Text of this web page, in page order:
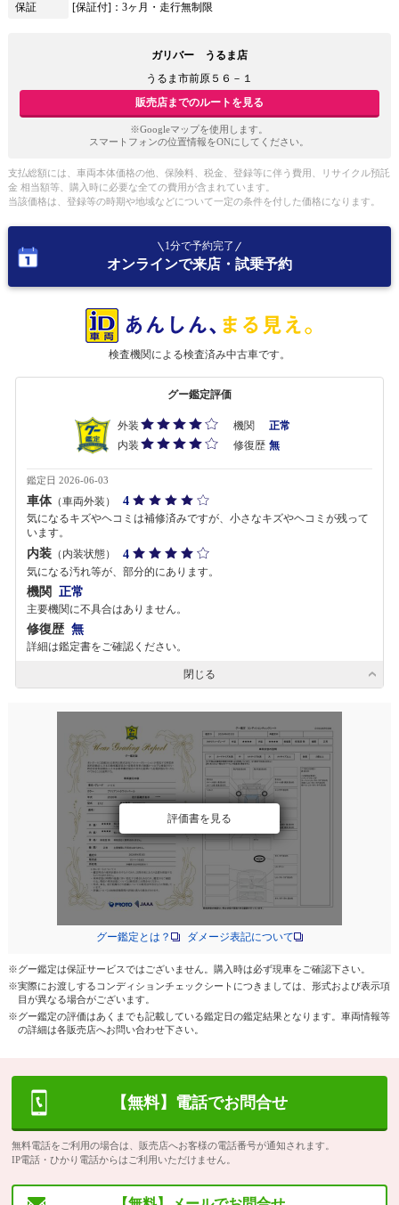
保証
[保証付]：3ヶ月・走行無制限
ガリバー うるま店
うるま市前原５６－１
販売店までのルートを見る
※Googleマップを使用します。
スマートフォンの位置情報をONにしてください。
支払総額には、車両本体価格の他、保険料、税金、登録等に伴う費用、リサイクル預託
金 相当額等、購入時に必要な全ての費用が含まれています。
当該価格は、登録等の時期や地域などについて一定の条件を付した価格になります。
1分で予約完了
オンラインで来店・試乗予約
検査機関による検査済み中古車です。
グー鑑定評価
外装 機関
正常
内装
修復歴 無
鑑定日 2026-06-03
車体（車両外装） 4
気になるキズやヘコミは補修済みですが、小さなキズやヘコミが残って
います。
内装 （内装状態） 4
気になる汚れ等が、部分的にあります。
機関 正常
主要機関に不具合はありません。
修復歴 無
詳細は鑑定書をご確認ください。
閉じる
評価書を見る
グー鑑定とは？ ダメージ表記について
※グー鑑定は保証サービスではございません。購入時は必ず現車をご確認下さい。
※実際にお渡しするコンディションチェックシートにつきましては、形式および表示項
目が異なる場合がございます。
※グー鑑定の評価はあくまでも記載している鑑定日の鑑定結果となります。車両情報等
の詳細は各販売店へお問い合わせ下さい。
【無料】電話でお問合せ
無料電話をご利用の場合は、販売店へお客様の電話番号が通知されます。
IP電話・ひかり電話からはご利用いただけません。